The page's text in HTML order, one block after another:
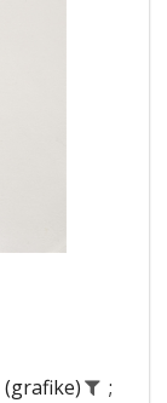
(grafike)
;